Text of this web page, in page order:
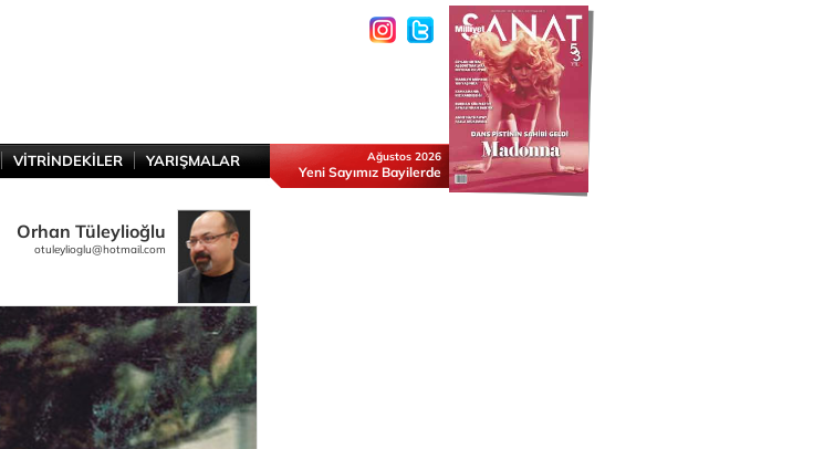
VİTRİNDEKİLER YARIŞMALAR Ağustos 2026
Yeni Sayımız Bayilerde
Orhan Tüleylioğlu
otuleylioglu@hotmail.com